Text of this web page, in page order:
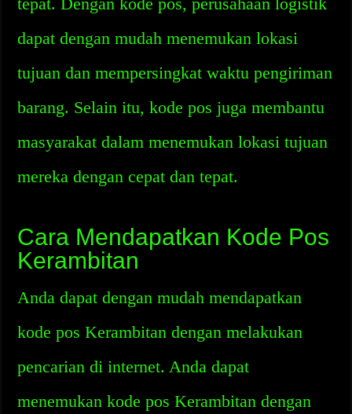
dapat dengan mudah menemukan lokasi
tujuan dan mempersingkat waktu pengiriman
barang. Selain itu, kode pos juga membantu
masyarakat dalam menemukan lokasi tujuan
mereka dengan cepat dan tepat.
Cara Mendapatkan Kode Pos
Kerambitan
Anda dapat dengan mudah mendapatkan
kode pos Kerambitan dengan melakukan
pencarian di internet. Anda dapat
menemukan kode pos Kerambitan dengan